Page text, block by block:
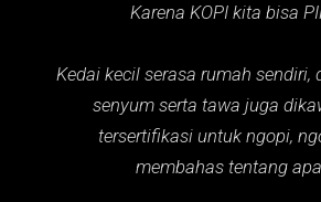
Karena KOPI kita bisa
Kedai kecil serasa rumah sendiri,
senyum serta tawa juga
tersertifikasi untuk ngopi,
membahas tentang